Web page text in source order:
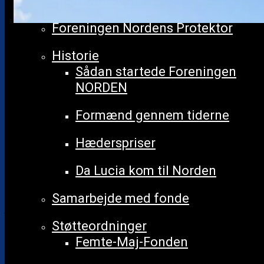
Foreningen Nordens Protektor
Historie
Sådan startede Foreningen
NORDEN
Formænd gennem tiderne
Hæderspriser
Da Lucia kom til Norden
Samarbejde med fonde
Støtteordninger
Femte-Maj-Fonden
Udgivet 3. september 2025
Sommerhilsen fra
Nordjobb
Sommeren har været en fantastisk
tid for mange unge, som har fået
arbejde gennem Nordjobb.